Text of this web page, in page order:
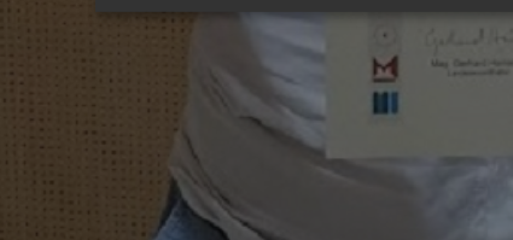
ÖFFENTLICHES